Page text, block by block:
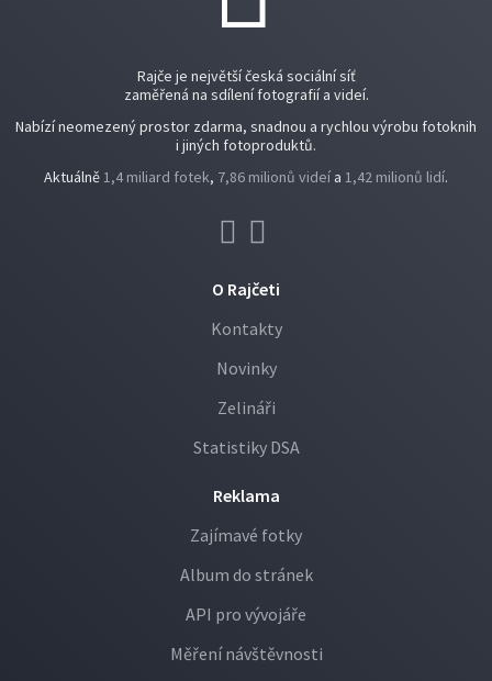
Rajče je největší česká sociální síť
zaměřená na sdílení fotografií a videí.
Nabízí neomezený prostor zdarma, snadnou a rychlou výrobu fotoknih
i jiných fotoproduktů.
Aktuálně1,4 miliard fotek, 7,86 milionů videí a 1,42 milionů lidí.
O Rajčeti
Kontakty
Novinky
Zelináři
Statistiky DSA
Reklama
Zajímavé fotky
Album do stránek
API pro vývojáře
Měření návštěvnosti